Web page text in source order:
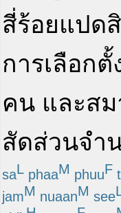
สี่ร้อยแปด
การเลือกตั้
คน และส
สัดส่วนจำ
saL phaaM phuuF
jamM nuaanM see